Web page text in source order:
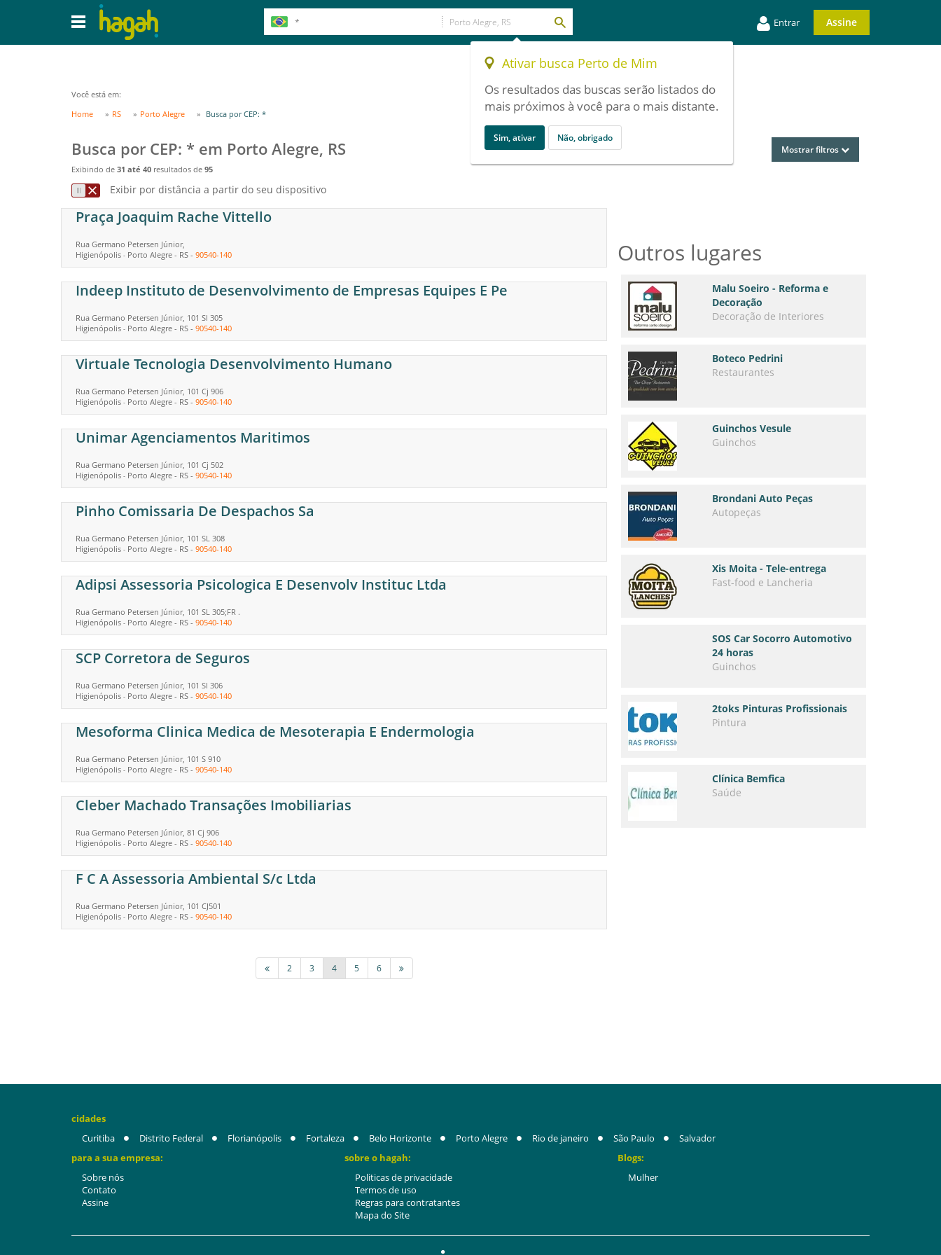
Entrar Assine
Ativar busca Perto de Mim
Os resultados das buscas serão listados do
mais próximos à você para o mais distante.
Sim, ativar Não, obrigado
Você está em:
Home
RS Porto Alegre Busca por CEP: *
Busca por CEP: * em Porto Alegre, RS
Exibindo de 31 até 40 resultados de 95
Mostrar filtros
Exibir por distância a partir do seu dispositivo
Praça Joaquim Rache Vittello
Rua Germano Petersen Júnior,
Higienópolis - Porto Alegre - RS - 90540-140
Indeep Instituto de Desenvolvimento de Empresas Equipes E Pe
Rua Germano Petersen Júnior, 101 Sl 305
Higienópolis - Porto Alegre - RS - 90540-140
Virtuale Tecnologia Desenvolvimento Humano
Rua Germano Petersen Júnior, 101 Cj 906
Higienópolis - Porto Alegre - RS - 90540-140
Unimar Agenciamentos Maritimos
Rua Germano Petersen Júnior, 101 Cj 502
Higienópolis - Porto Alegre - RS - 90540-140
Pinho Comissaria De Despachos Sa
Rua Germano Petersen Júnior, 101 SL 308
Higienópolis - Porto Alegre - RS - 90540-140
Adipsi Assessoria Psicologica E Desenvolv Instituc Ltda
Rua Germano Petersen Júnior, 101 SL 305;FR .
Higienópolis - Porto Alegre - RS - 90540-140
SCP Corretora de Seguros
Rua Germano Petersen Júnior, 101 Sl 306
Higienópolis - Porto Alegre - RS - 90540-140
Mesoforma Clinica Medica de Mesoterapia E Endermologia
Rua Germano Petersen Júnior, 101 S 910
Higienópolis - Porto Alegre - RS - 90540-140
Cleber Machado Transações Imobiliarias
Rua Germano Petersen Júnior, 81 Cj 906
Higienópolis - Porto Alegre - RS - 90540-140
F C A Assessoria Ambiental S/c Ltda
Rua Germano Petersen Júnior, 101 CJ501
Higienópolis - Porto Alegre - RS - 90540-140
2 3 4 5 6
Outros lugares
Malu Soeiro - Reforma e
Decoração
Decoração de Interiores
Boteco Pedrini
Restaurantes
Guinchos Vesule
Guinchos
Brondani Auto Peças
Autopeças
Xis Moita - Tele-entrega
Fast-food e Lancheria
SOS Car Socorro Automotivo
24 horas
Guinchos
2toks Pinturas Profissionais
Pintura
Clínica Bemfica
Saúde
cidades
Curitiba
Distrito Federal Florianópolis Fortaleza Belo Horizonte Porto Alegre Rio de janeiro São Paulo
Salvador
para a sua empresa:
Sobre nós
Contato
Assine
sobre o hagah:
Politicas de privacidade
Termos de uso
Regras para contratantes
Mapa do Site
Blogs:
Mulher